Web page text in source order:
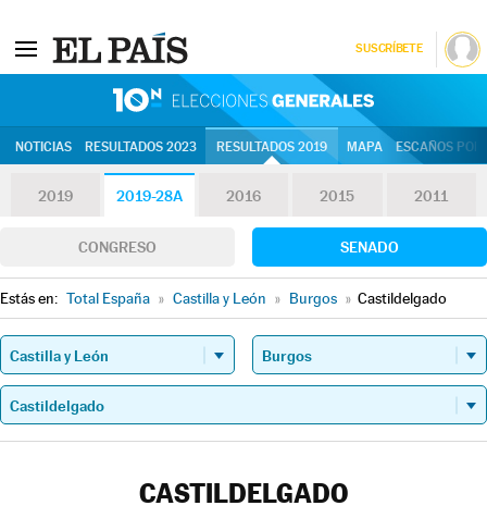
SUSCRÍBETE
NOTICIAS RESULTADOS 2023 RESULTADOS 2019 MAPA ESCAÑOS
2019 2019-28A 2016 2015 2011
CONGRESO SENADO
Estás en: Total España » Castilla y León » Burgos » Castildelgado
CASTILDELGADO